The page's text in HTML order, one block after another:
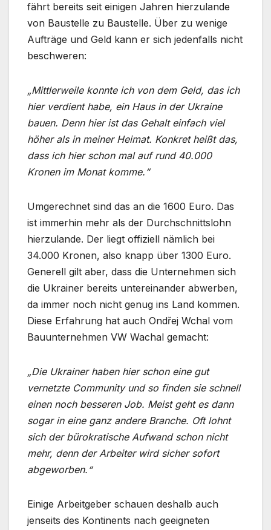
fährt bereits seit einigen Jahren hierzulande
von Baustelle zu Baustelle. Über zu wenige
Aufträge und Geld kann er sich jedenfalls nicht
beschweren:
„Mittlerweile konnte ich von dem Geld, das ich
hier verdient habe, ein Haus in der Ukraine
bauen. Denn hier ist das Gehalt einfach viel
höher als in meiner Heimat. Konkret heißt das,
dass ich hier schon mal auf rund 40.000
Kronen im Monat komme.“
Umgerechnet sind das an die 1600 Euro. Das
ist immerhin mehr als der Durchschnittslohn
hierzulande. Der liegt offiziell nämlich bei
34.000 Kronen, also knapp über 1300 Euro.
Generell gilt aber, dass die Unternehmen sich
die Ukrainer bereits untereinander abwerben,
da immer noch nicht genug ins Land kommen.
Diese Erfahrung hat auch Ondřej Wchal vom
Bauunternehmen VW Wachal gemacht:
„Die Ukrainer haben hier schon eine gut
vernetzte Community und so finden sie schnell
einen noch besseren Job. Meist geht es dann
sogar in eine ganz andere Branche. Oft lohnt
sich der bürokratische Aufwand schon nicht
mehr, denn der Arbeiter wird sicher sofort
abgeworben.“
Einige Arbeitgeber schauen deshalb auch
jenseits des Kontinents nach geeigneten